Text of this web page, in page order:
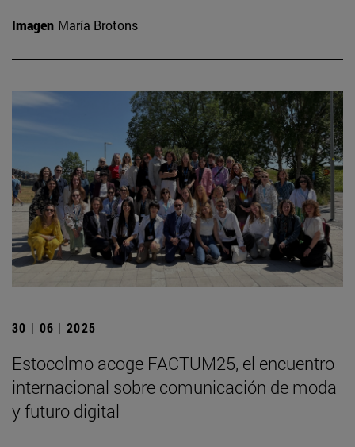
Imagen María Brotons
30 | 06 | 2025
Estocolmo acoge FACTUM25, el encuentro
internacional sobre comunicación de moda
y futuro digital